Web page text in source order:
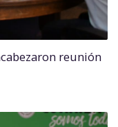
reunión